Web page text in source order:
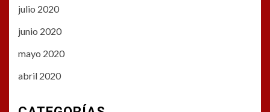
julio 2020
junio 2020
mayo 2020
abril 2020